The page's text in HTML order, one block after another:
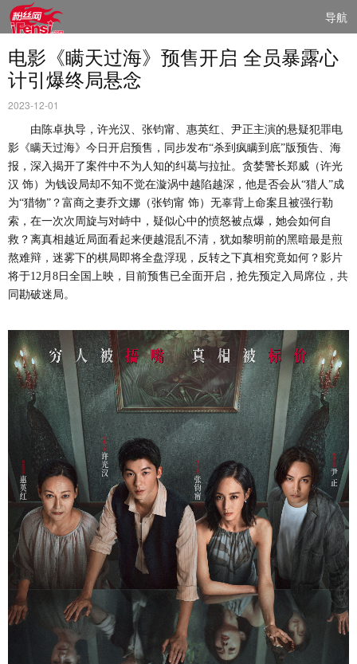
导航
电影《瞒天过海》预售开启 全员暴露心
计引爆终局悬念
2023-12-01
由陈卓执导 ，许光汉、张钧甯、惠英红、 尹正主演的悬疑犯罪电
影《瞒天过海》 今日开启预售，同 步发布“杀到疯瞒到底”版预告、 海
报， 深 入揭开了案件中不为人知的纠葛与拉扯。贪婪警长郑威（许光
汉 饰）为钱设局却不知不觉在漩涡中越陷越深，他是否会从“猎人”成
为“猎物”？富商之妻乔文娜（张钧甯 饰）无辜背上命案且 被强行勒
索，在一次次周旋与对峙中，疑似心中的愤怒被点爆，她会如何自
救？离真相越近局面看起来便越混乱不清，犹如黎明前的黑暗最是煎
熬难辩 ， 迷雾下的棋局即将全盘浮现，反转之下真相究竟如何？影片
将于12月8日 全国上映， 目前预售已全面开启， 抢先预定入局席位，共
同勘破迷局。